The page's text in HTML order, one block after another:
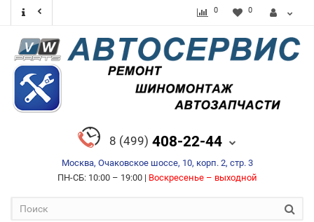
0 0
8 (499) 408-22-44
Москва, Очаковское шоссе, 10, корп. 2, стр. 3
ПН-СБ: 10:00 – 19:00 | Воскресенье – выходной